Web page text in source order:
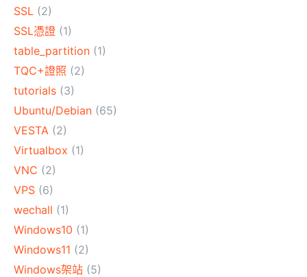
SSL (2)
SSL憑證 (1)
table_partition (1)
TQC+證照 (2)
tutorials (3)
Ubuntu/Debian (65)
VESTA (2)
Virtualbox (1)
VNC (2)
VPS (6)
wechall (1)
Windows10 (1)
Windows11 (2)
Windows架站 (5)